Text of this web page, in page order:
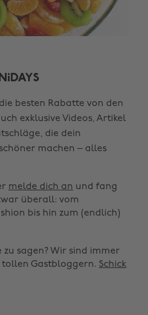
besten Rabatte von den
exklusive Videos, Artikel
die dein
machen – alles
melde dich an und fang
überall: vom
bis hin zum (endlich)
zu sagen? Wir sind immer
tollen Gastbloggern. Schick
Nederland
New Zealand
Österreich